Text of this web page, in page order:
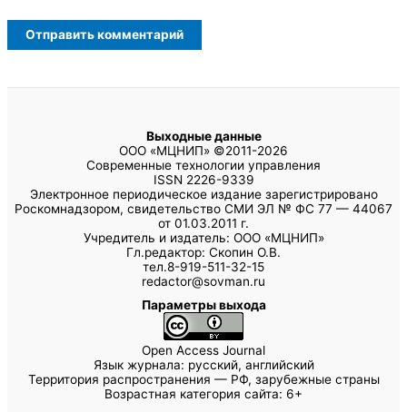
Выходные данные
ООО «МЦНИП» ©2011-2026
Современные технологии управления
ISSN 2226-9339
Электронное периодическое издание зарегистрировано
Роскомнадзором, свидетельство СМИ ЭЛ № ФС 77 — 44067
от 01.03.2011 г.
Учредитель и издатель: ООО «МЦНИП»
Гл.редактор: Скопин О.В.
тел.8-919-511-32-15
redactor@sovman.ru
Параметры выхода
Open Access Journal
Язык журнала: русский, английский
Территория распространения — РФ, зарубежные страны
Возрастная категория сайта: 6+